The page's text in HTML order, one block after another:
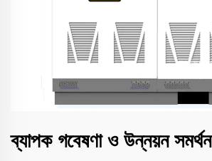
ব্যাপক গবেষণা ও উন্নয়ন সমর্থন